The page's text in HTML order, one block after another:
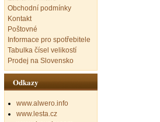
Obchodní podmínky
Kontakt
Poštovné
Informace pro spotřebitele
Tabulka čísel velikostí
Prodej na Slovensko
Odkazy
www.alwero.info
www.lesta.cz